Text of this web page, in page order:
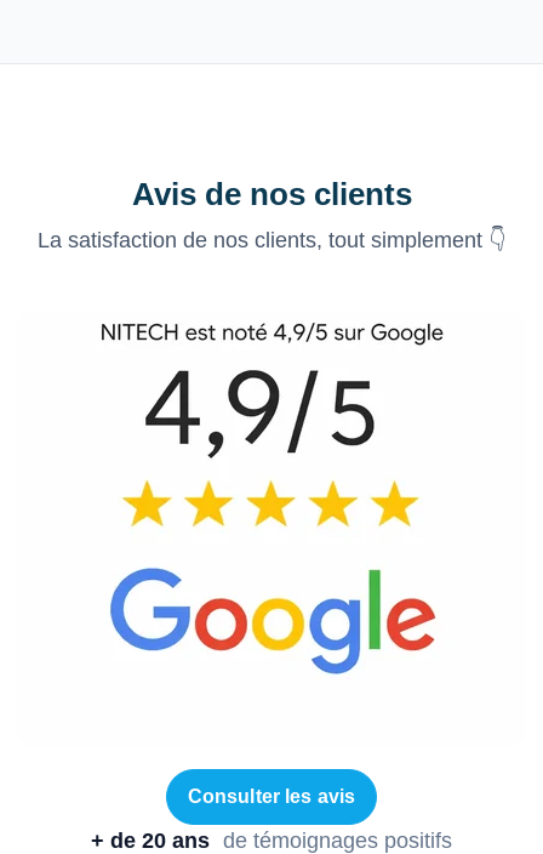
Avis de nos clients
La satisfaction de nos clients, tout simplement 👇
Consulter les avis
+ de 20 ans de témoignages positifs